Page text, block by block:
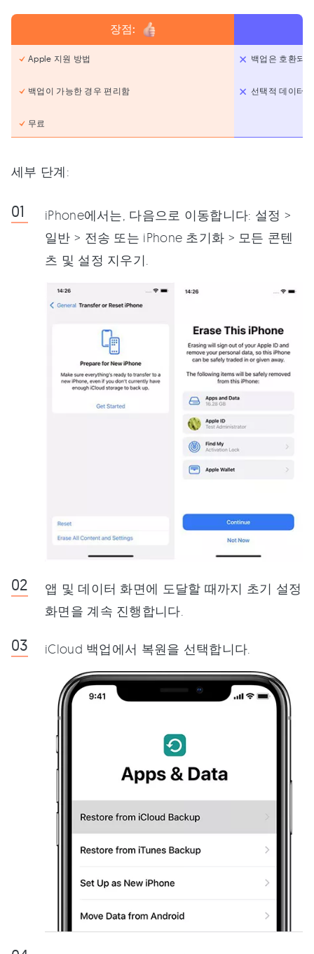
장점:
Apple 지원 방법
백업이 가능한 경우 편리함
무료
백업은 호환되
선택적 데이터
세부 단계:
iPhone에서는, 다음으로 이동합니다: 설정 >
일반 > 전송 또는 iPhone 초기화 > 모든 콘텐
츠 및 설정 지우기.
앱 및 데이터 화면에 도달할 때까지 초기 설정
화면을 계속 진행합니다.
iCloud 백업에서 복원을 선택합니다.